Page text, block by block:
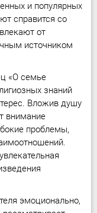
и популярных
справится со
от
источником
«О семье
знаний
Вложив душу
внимание
проблемы,
эмоционально,